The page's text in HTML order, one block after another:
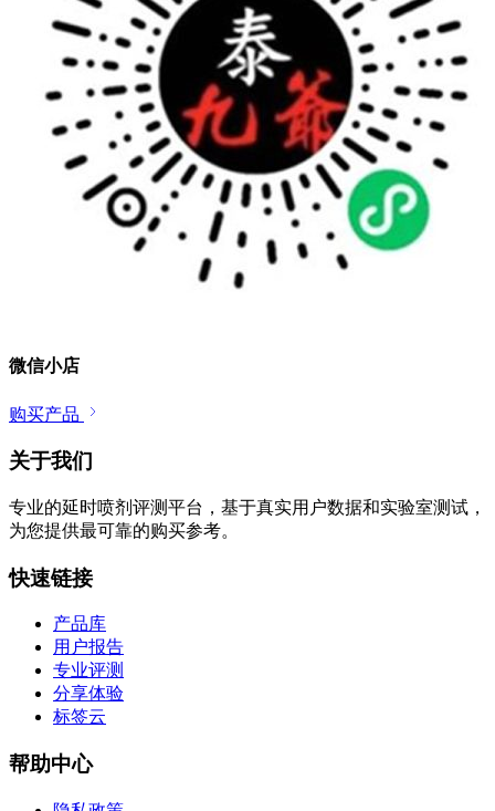
微信小店
购买产品
关于我们
专业的延时喷剂评测平台，基于真实用户数据和实验室测试，
为您提供最可靠的购买参考。
快速链接
产品库
用户报告
专业评测
分享体验
标签云
帮助中心